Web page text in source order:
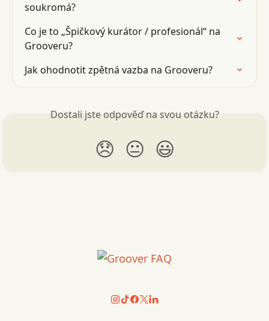
soukromá?
Co je to „Špičkový kurátor / profesionál“ na
Grooveru?
Jak ohodnotit zpětná vazba na Grooveru?
Dostali jste odpověď na svou otázku?
😞 😐 😃